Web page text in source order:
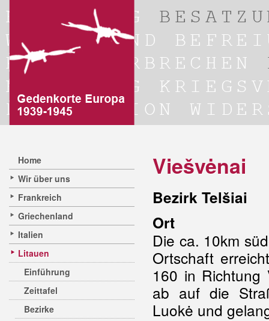
Home
Wir über uns
Frankreich
Griechenland
Italien
Litauen
Einführung
Zeittafel
Bezirke
Viešvėnai
Bezirk Telšiai
Ort
Die ca. 10km
Ortschaft
160 in Richtung
ab auf die
Luokė und